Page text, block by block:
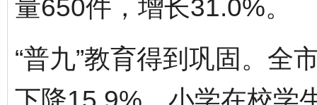
量650件，增长31.0%。
“普九”教育得到巩固。全